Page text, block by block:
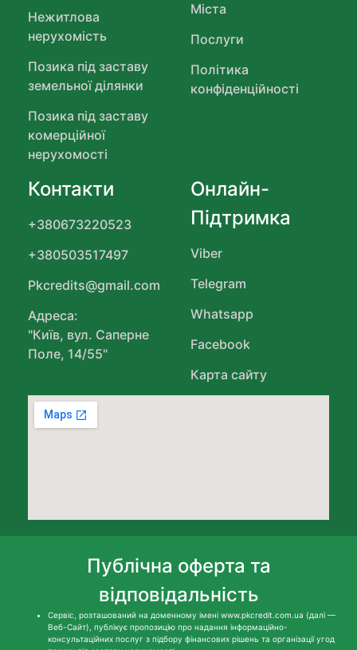
Нежитлова
нерухомість
Позика під заставу
земельної ділянки
Позика під заставу
комерційної
нерухомості
Міста
Послуги
Політика
конфіденційності
Контакти
+380673220523
+380503517497
Pkcredits@gmail.com
Адреса:
"Київ, вул. Саперне
Поле, 14/55"
Онлайн-
Підтримка
Viber
Telegram
Whatsapp
Facebook
Карта сайту
Публічна оферта та
відповідальність
Сервіс, розташований на доменному імені www.pkcredit.com.ua (далі —
Веб-Сайт), публікує пропозицію про надання інформаційно-
консультаційних послуг з підбору фінансових рішень та організації угод